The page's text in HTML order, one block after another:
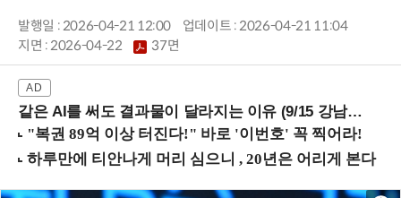
발행일 : 2026-04-21 12:00
업데이트 : 2026-04-21 11:04
지면 :2026-04-22 37면
같은 AI를 써도 결과물이 달라지는 이유 (9/15 강남역)